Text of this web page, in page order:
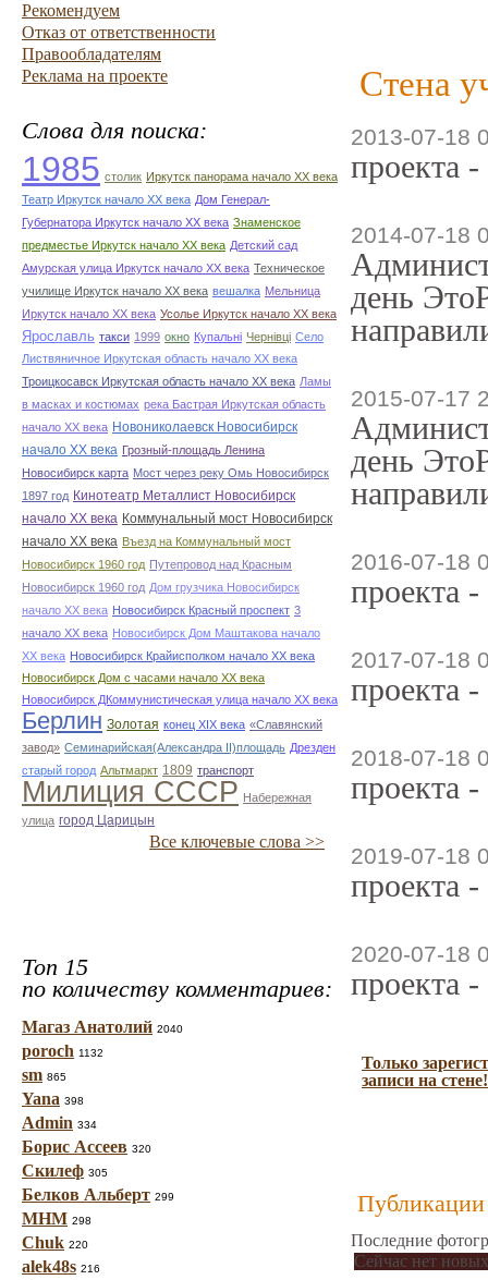
Рекомендуем
Отказ от ответственности
Правообладателям
Реклама на проекте
Слова для поиска:
1985 столик Иркутск панорама начало ХХ века
Театр Иркутск начало ХХ века Дом Генерал-
Губернатора Иркутск начало ХХ века Знаменское
предместье Иркутск начало ХХ века Детский сад
Амурская улица Иркутск начало ХХ века Техническое
училище Иркутск начало ХХ века вешалка Мельница
Иркутск начало ХХ века Усолье Иркутск начало ХХ века
Ярославль такси 1999 окно Купальні Чернівці Село
Листвяничное Иркутская область начало ХХ века
Троицкосавск Иркутская область начало ХХ века Ламы
в масках и костюмах река Бастрая Иркутская область
начало ХХ века Новониколаевск Новосибирск
начало ХХ века Грозный-площадь Ленина
Новосибирск карта Мост через реку Омь Новосибирск
1897 год Кинотеатр Металлист Новосибирск
начало ХХ века Коммунальный мост Новосибирск
начало ХХ века Въезд на Коммунальный мост
Новосибирск 1960 год Путепровод над Красным
Новосибирск 1960 год Дом грузчика Новосибирск
начало ХХ века Новосибирск Красный проспект 3
начало ХХ века Новосибирск Дом Маштакова начало
ХХ века Новосибирск Крайисполком начало ХХ века
Новосибирск Дом с часами начало ХХ века
Новосибирск ДКоммунистическая улица начало ХХ века
Берлин Золотая конец ХІХ века «Славянский
завод» Семинарийская(Александра II)площадь Дрезден
старый город Альтмаркт 1809 транспорт
Милиция СССР Набережная
улица город Царицын
Все ключевые слова >>
Топ 15
по количеству комментариев:
Магаз Анатолий 2040
poroch 1132
sm 865
Yana 398
Admin 334
Борис Ассеев 320
Скилеф 305
Белков Альберт 299
МНМ 298
Chuk 220
alek48s 216
Стена
2013-07-18
проекта
2014-07-18
день
2015-07-17
день
2016-07-18
проекта
2017-07-18
проекта
2018-07-18
проекта
2019-07-18
проекта
2020-07-18
проекта
Только
записи на стене!
Публикации
Последние
Сейчас нет